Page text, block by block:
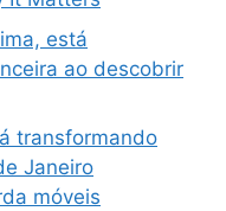
está
ao descobrir
transformando
Janeiro
móveis